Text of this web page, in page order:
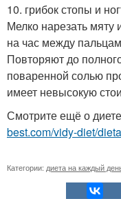
10. грибок стопы и
Мелко нарезать
на час между
Повторяют до
поваренной солью
имеет невысокую
Смотрите ещё о
best.com/vidy-diet/
Категории: диета на каждый